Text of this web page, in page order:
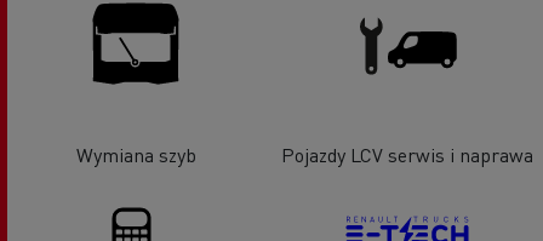
Wymiana szyb Pojazdy LCV serwis i naprawa